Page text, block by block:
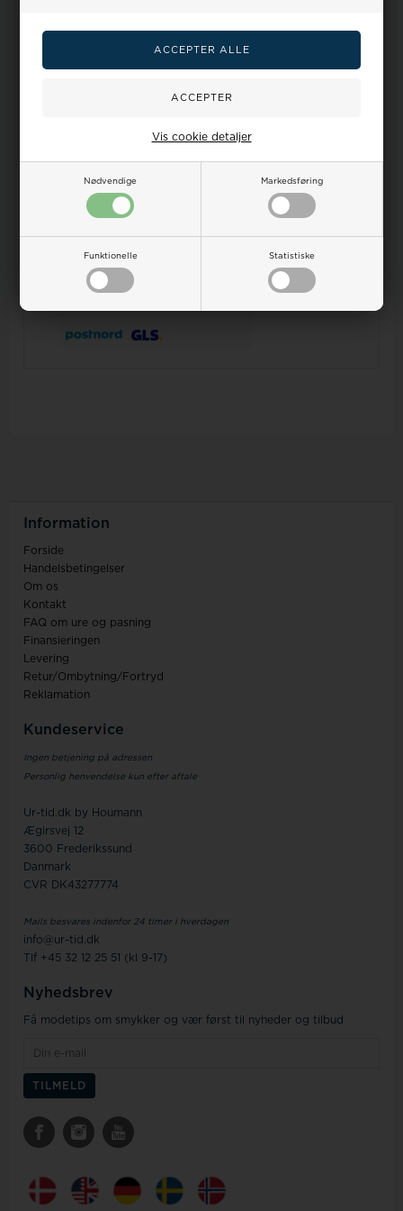
Nødvendige Markedsføring
Funktionelle Statistiske
Vis cookie detaljer
fordele
på ure
Dansk Webshop - vi sender
fra Danmark!
Kundeservice hverdage fra kl 9-17 Tlf.:32 122 551 E-
100 dages returret på alle ubrugte varer
Prisgaranti, vi matcher alle priser -
læs mere her
mere her - en del Houmann's webshops
Information
Forside
Handelsbetingelser
Om os
Kontakt
FAQ om ure og pasning
Finansieringen
Levering
Retur/Ombytning/Fortryd
Reklamation
Kundeservice
Ingen betjening på adressen
Personlig henvendelse kun efter aftale
Ur-tid.dk by Houmann
Ægirsvej 12
3600 Frederikssund
Danmark
CVR DK43277774
Mails besvares indenfor 24 timer i hverdagen
info@ur-tid.dk
Tlf +45 32 12 25 51 (kl 9-17)
Nyhedsbrev
Få modetips om smykker og vær først til nyheder og tilbud